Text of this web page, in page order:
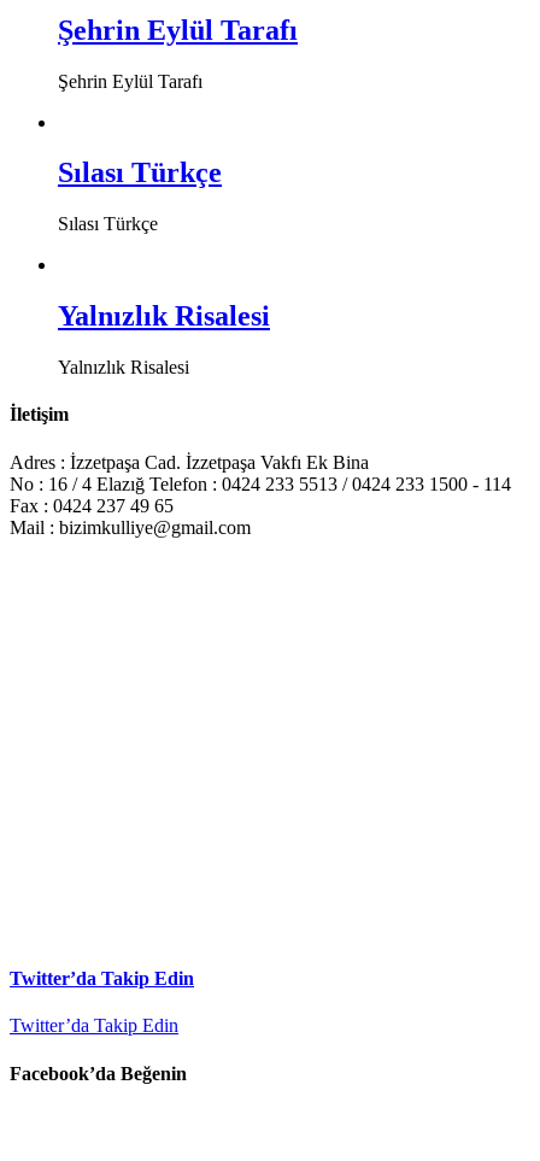
Şehrin Eylül Tarafı
Şehrin Eylül Tarafı
Sılası Türkçe
Sılası Türkçe
Yalnızlık Risalesi
Yalnızlık Risalesi
İletişim
Adres : İzzetpaşa Cad. İzzetpaşa Vakfı Ek Bina
No : 16 / 4 Elazığ Telefon : 0424 233 5513 / 0424 233 1500 - 114
Fax : 0424 237 49 65
Mail : bizimkulliye@gmail.com
Twitter’da Takip Edin
Twitter’da Takip Edin
Facebook’da Beğenin